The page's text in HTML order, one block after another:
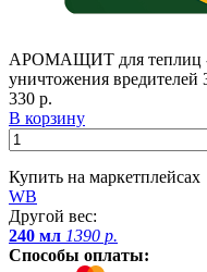
АРОМАЩИТ для теплиц -
уничтожения вредителей
330 р.
В корзину
Купить на маркетплейсах
WB
Другой вес:
240 мл 1390 р.
Способы оплаты: